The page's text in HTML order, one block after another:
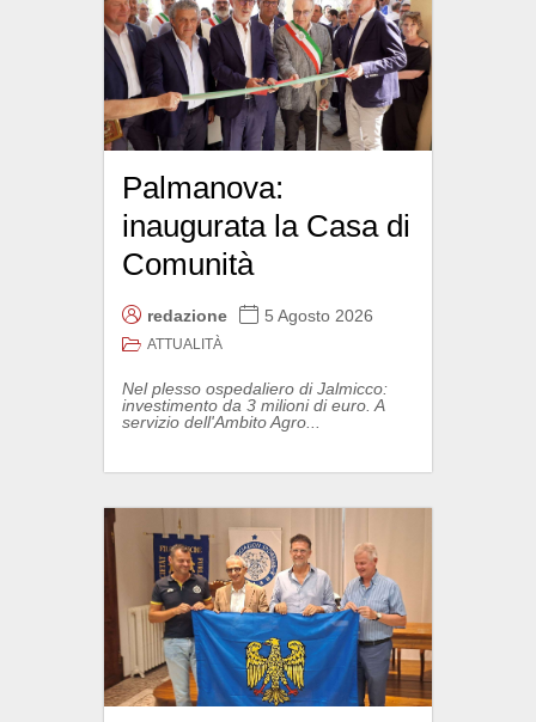
Palmanova:
inaugurata la Casa di
Comunità
redazione 5 Agosto 2026
ATTUALITÀ
Nel plesso ospedaliero di Jalmicco:
investimento da 3 milioni di euro. A
servizio dell'Ambito Agro...